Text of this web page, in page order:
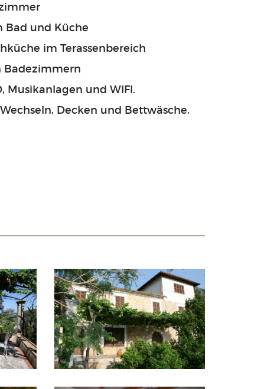
Bad und Küche
im Terassenbereich
Badezimmern
Musikanlagen und WIFI.
Decken und Bettwäsche,